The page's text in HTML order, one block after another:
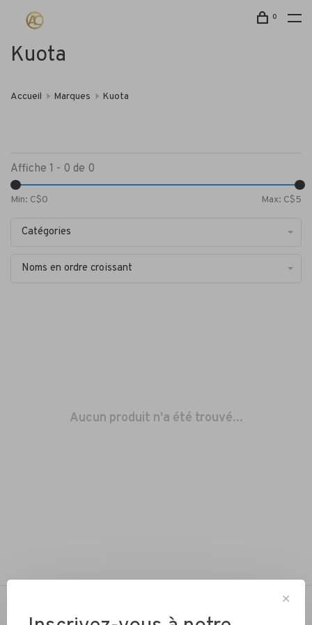
0
Kuota
Accueil Marques Kuota
Affiche 1 - 0 de 0
Min: C$0 Max: C$5
Catégories
Noms en ordre croissant
Aucun produit n'a été trouvé...
NOTRE PASSION… ROULER À VÉLO
✕